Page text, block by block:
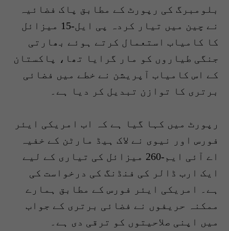
بلومبرگ کی رپورٹ کے مطابق پاک فضائیہ
نے چین میں تیار کردہ پی ایل-15 میزائل
کا کامیاب استعمال کرتے ہوئے بھارتی
جنگی طیاروں کو مار گرایا تھا، پاکستان
کے اس کامیاب آپریشن نے خطے میں فضائی
برتری کا توازن تبدیل کر دیا ہے۔
رپورٹ میں کہا گیا ہے کہ اب امریکی ایئر
فورس اور نیوی نے لاک ہیڈ مارٹن کے خفیہ
اے آئی ایم-260 میزائل کی تیاری کے لیے
ایک ارب ڈالر کی فنڈنگ کی درخواست کی
ہے۔ امریکی ایئر فورس کے مطابق ہمارے
ممکنہ حریفوں نے فضائی برتری کے جواب
میں اپنی صلاحیتوں کو ترقی دی ہے۔